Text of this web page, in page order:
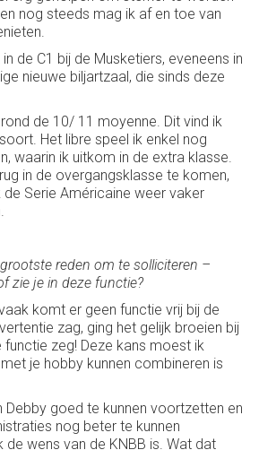
nog steeds mag ik af en toe van
de C1 bij de Musketiers, eveneens in
nieuwe biljartzaal, die sinds deze
de 10/ 11 moyenne. Dit vind ik
Het libre speel ik enkel nog
waarin ik uitkom in de extra klasse.
in de overgangsklasse te komen,
Serie Américaine weer vaker
reden om te solliciteren –
zie je in deze functie?
komt er geen functie vrij bij de
zag, ging het gelijk broeien bij
functie zeg! Deze kans moest ik
je hobby kunnen combineren is
Debby goed te kunnen voortzetten en
nog beter te kunnen
wens van de KNBB is. Wat dat